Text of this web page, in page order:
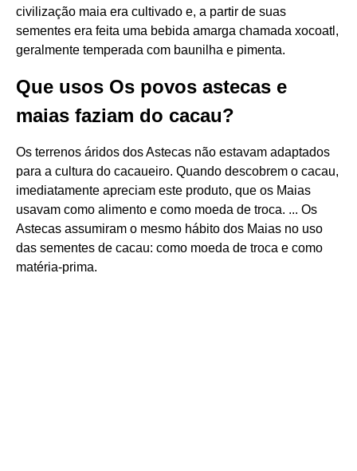
civilização maia era cultivado e, a partir de suas
sementes era feita uma bebida amarga chamada xocoatl,
geralmente temperada com baunilha e pimenta.
Que usos Os povos astecas e
maias faziam do cacau?
Os terrenos áridos dos Astecas não estavam adaptados
para a cultura do cacaueiro. Quando descobrem o cacau,
imediatamente apreciam este produto, que os Maias
usavam como alimento e como moeda de troca. ... Os
Astecas assumiram o mesmo hábito dos Maias no uso
das sementes de cacau: como moeda de troca e como
matéria-prima.